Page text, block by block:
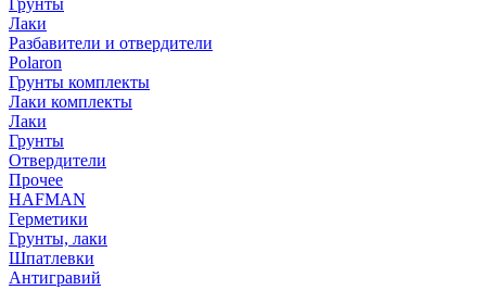
Грунты
Лаки
Разбавители и отвердители
Polaron
Грунты комплекты
Лаки комплекты
Лаки
Грунты
Отвердители
Прочее
HAFMAN
Герметики
Грунты, лаки
Шпатлевки
Антигравий